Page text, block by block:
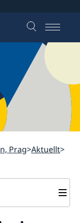
Prag Aktuellt